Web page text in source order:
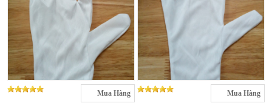
Mua Hàng Mua Hàng